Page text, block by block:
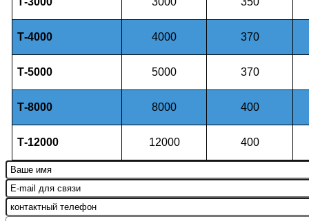
Т-4000 4000 370
Т-5000 5000 370
Т-8000 8000 400
Т-12000 12000 400